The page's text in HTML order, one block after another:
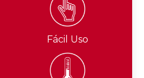
Fácil Uso